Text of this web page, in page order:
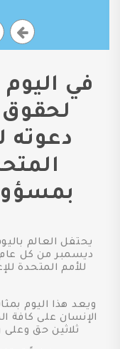
في
لحقوق
دعوته
ديسمبر من كل
للأمم المتحدة
ويعد هذا اليوم
الإنسان على كافة
ثلاثين حق وعلى